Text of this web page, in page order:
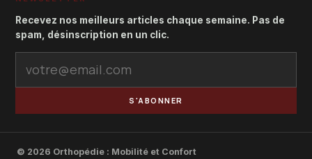
Recevez nos meilleurs articles chaque semaine. Pas de
spam, désinscription en un clic.
S'ABONNER
© 2026 Orthopédie : Mobilité et Confort